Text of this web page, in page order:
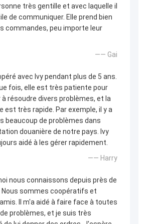
très gentille et avec laquelle il
de communiquer. Elle prend bien
commandes, peu importe leur
—— Gai
avec Ivy pendant plus de 5 ans.
fois, elle est très patiente pour
à résoudre divers problèmes, et la
est très rapide. Par exemple, il y a
beaucoup de problèmes dans
douanière de notre pays. Ivy
aidé à les gérer rapidement.
—— Harry
nous connaissons depuis près de
Nous sommes coopératifs et
Il m'a aidé à faire face à toutes
problèmes, et je suis très